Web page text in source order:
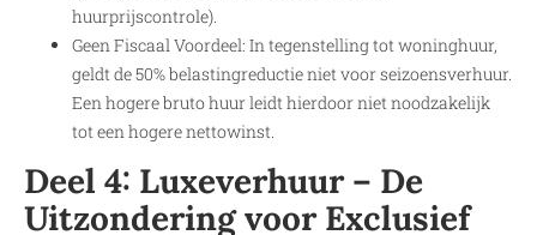
huurprijscontrole).
Geen Fiscaal Voordeel: In tegenstelling tot woninghuur,
geldt de 50% belastingreductie niet voor seizoensverhuur.
Een hogere bruto huur leidt hierdoor niet noodzakelijk
tot een hogere nettowinst.
Deel 4: Luxeverhuur – De
Uitzondering voor Exclusief